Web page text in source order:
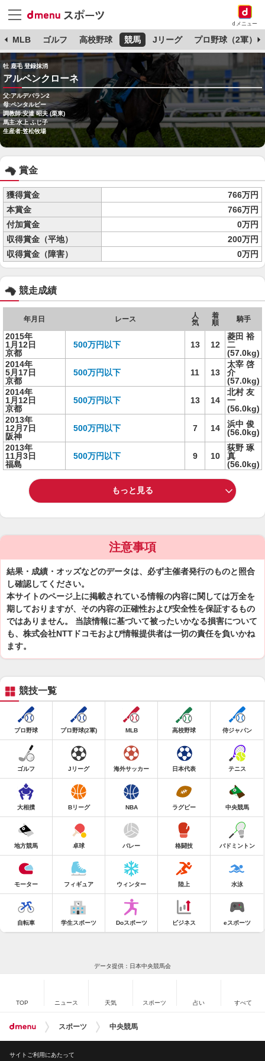
dメニュー
MLB ゴルフ 高校野球 競馬 Jリーグ プロ野球（2軍）
牡 鹿毛 登録抹消
アルペンクローネ
父:アルデバラン2
母:ペンタルビー
調教師:安達 昭夫 (栗東)
馬主:水上 ふじ子
生産者:笠松牧場
賞金
獲得賞金
766万円
本賞金
766万円
付加賞金
0万円
収得賞金（平地）
200万円
収得賞金（障害）
0万円
競走成績
年月日 レース
人
気
着
順
騎手
2015年
1月12日
京都
500万円以下 13 12
菱田 裕
二
(57.0kg)
2014年
5月17日
京都
500万円以下 11 13
太宰 啓
介
(57.0kg)
2014年
1月12日
京都
500万円以下 13 14
北村 友
一
(56.0kg)
2013年
12月7日
阪神
500万円以下 7 14
浜中 俊
(56.0kg)
2013年
11月3日
福島
500万円以下 9 10
荻野 琢
真
(56.0kg)
もっと見る
注意事項
結果・成績・オッズなどのデータは、必ず主催者発行のものと照合
し確認してください。
本サイトのページ上に掲載されている情報の内容に関しては万全を
期しておりますが、その内容の正確性および安全性を保証するもの
ではありません。 当該情報に基づいて被ったいかなる損害について
も、株式会社NTTドコモおよび情報提供者は一切の責任を負いかね
ます。
競技一覧
プロ野球 プロ野球(2軍) MLB 高校野球 侍ジャパン
ゴルフ Jリーグ 海外サッカー 日本代表 テニス
大相撲 Bリーグ NBA ラグビー 中央競馬
地方競馬 卓球 バレー 格闘技 バドミントン
モーター フィギュア ウィンター 陸上 水泳
自転車 学生スポーツ Doスポーツ ビジネス eスポーツ
データ提供：日本中央競馬会
TOP ニュース 天気 スポーツ 占い すべて
スポーツ 中央競馬
サイトご利用にあたって